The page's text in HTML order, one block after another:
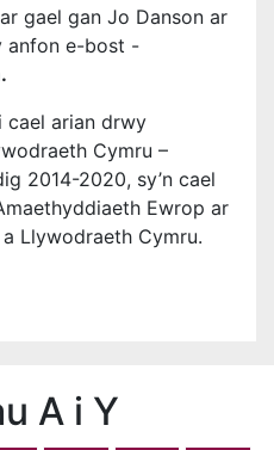
gael gan Jo Danson ar
anfon e-bost -
cael arian drwy
Cymru –
2014-2020, sy’n cael
Ewrop ar
Llywodraeth Cymru.
A i Y